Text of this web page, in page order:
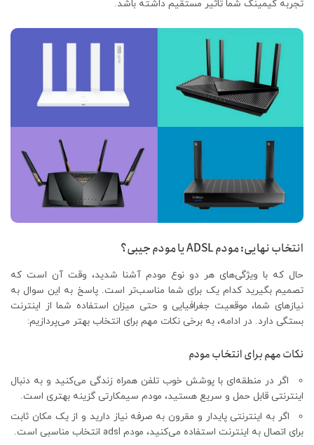
تجربه گیمینگ شما تاثیر مستقیم داشته باشد.
انتخاب نهایی: مودم ADSL یا مودم جیبی؟
حال که با ویژگی‌های هر دو نوع مودم آشنا شدید، وقت آن است که
تصمیم بگیرید کدام یک برای شما مناسب‌تر است. پاسخ به این سوال به
نیازهای شما، موقعیت جغرافیایی و حتی میزان استفاده شما از اینترنت
بستگی دارد. در ادامه، به برخی نکات مهم برای انتخاب بهتر می‌پردازیم:
نکات مهم برای انتخاب مودم
اگر در منطقه‌ای با پوشش خوب تلفن همراه زندگی می‌کنید و به دنبال
اینترنتی قابل حمل و سریع هستید، مودم سیمکارتی گزینه بهتری است.
اگر به اینترنتی پایدار و مقرون به صرفه نیاز دارید و از یک مکان ثابت
برای اتصال به اینترنت استفاده می‌کنید، مودم adsl انتخاب مناسبی است.